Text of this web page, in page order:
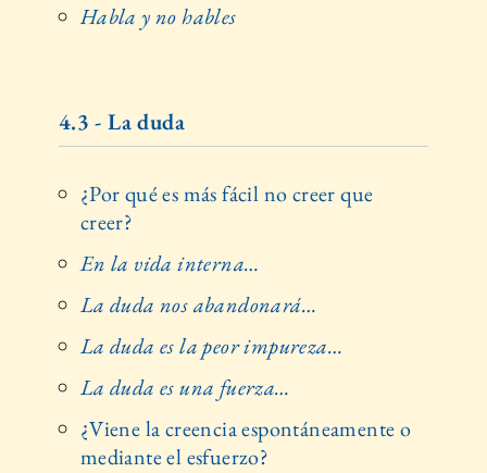
Habla y no hables
4.3 - La duda
¿Por qué es más fácil no creer que
creer?
En la vida interna…
La duda nos abandonará…
La duda es la peor impureza…
La duda es una fuerza…
¿Viene la creencia espontáneamente o
mediante el esfuerzo?